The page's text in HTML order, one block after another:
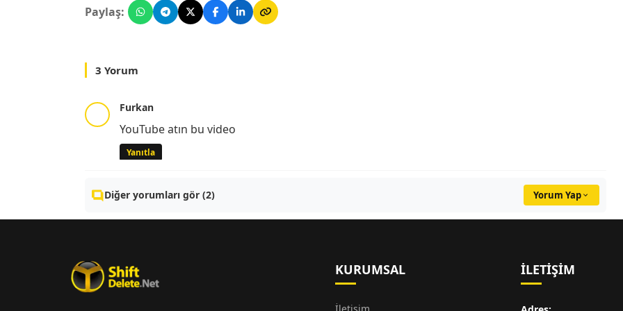
Paylaş:
3 Yorum
Furkan
YouTube atın bu video
Yanıtla
Diğer yorumları gör (2) Yorum Yap
KURUMSAL İLETIŞIM